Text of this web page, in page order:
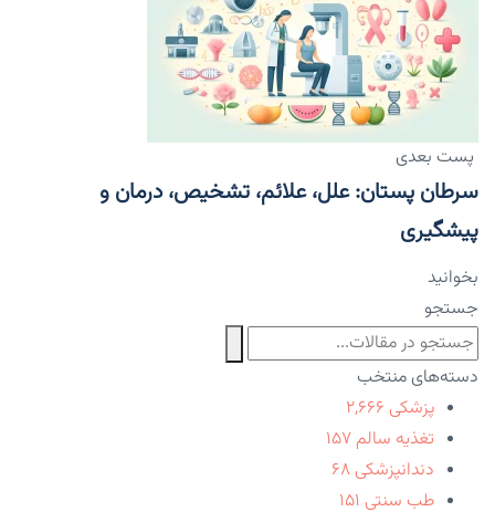
پست بعدی
سرطان پستان: علل، علائم، تشخیص، درمان و
پیشگیری
بخوانید
جستجو
دسته‌های منتخب
پزشکی ۲,۶۶۶
تغذیه سالم ۱۵۷
دندانپزشکی ۶۸
طب سنتی ۱۵۱